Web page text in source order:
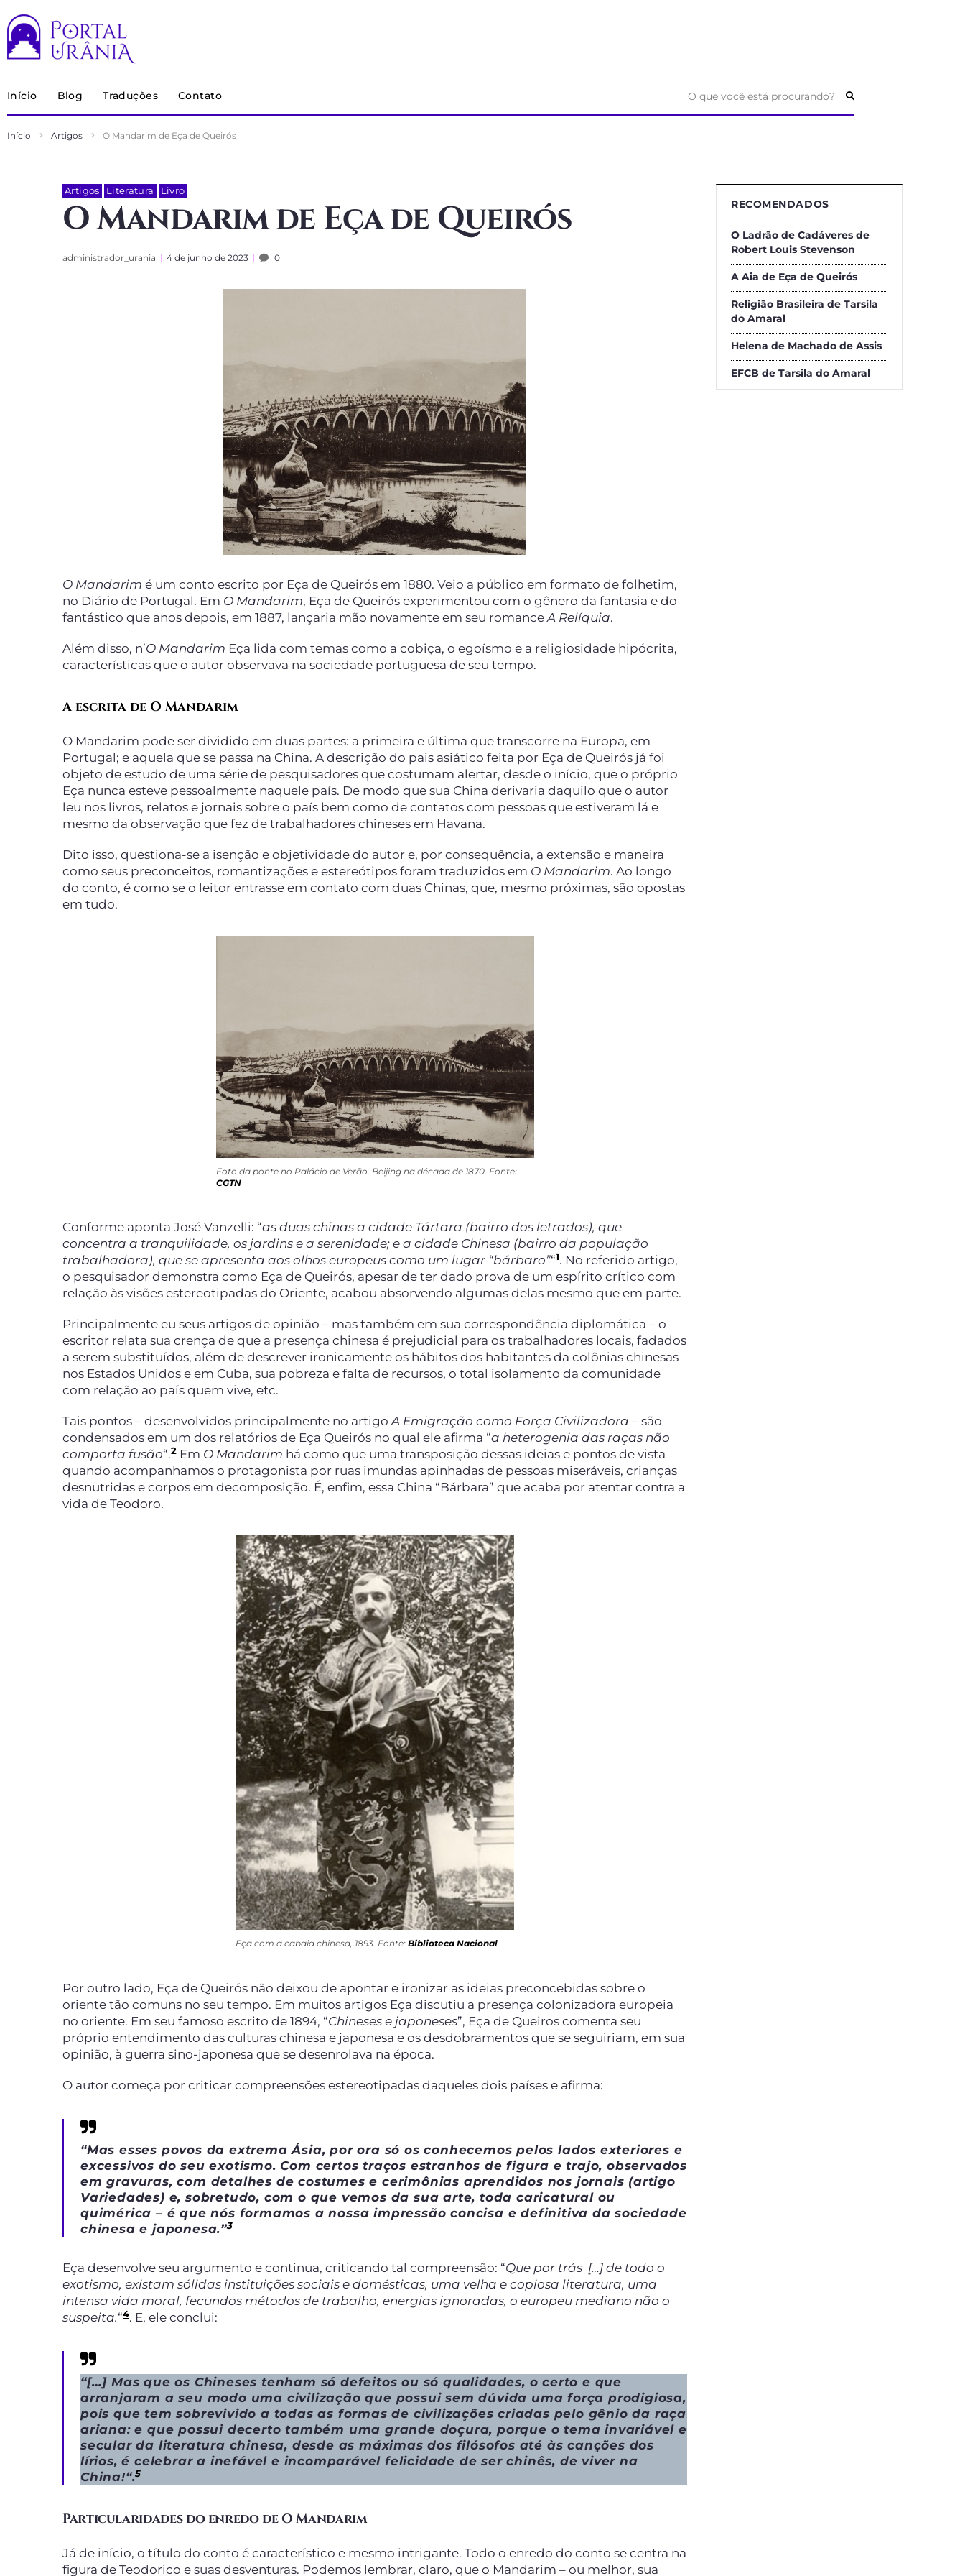
Início Blog Traduções Contato O que você está procurando?
Início Artigos O Mandarim de Eça de Queirós
Artigos Literatura Livro
O Mandarim de Eça de Queirós
administrador_urania 4 de junho de 2023 0
O Mandarim é um conto escrito por Eça de Queirós em 1880. Veio a público em formato de folhetim,
no Diário de Portugal. Em O Mandarim, Eça de Queirós experimentou com o gênero da fantasia e do
fantástico que anos depois, em 1887, lançaria mão novamente em seu romanceA Relíquia.
Além disso, n’O Mandarim Eça lida com temas como a cobiça, o egoísmo e a religiosidade hipócrita,
características que o autor observava na sociedade portuguesa de seu tempo.
A escrita de O Mandarim
O Mandarim pode ser dividido em duas partes: a primeira e última que transcorre na Europa, em
Portugal; e aquela que se passa na China. A descrição do pais asiático feita por Eça de Queirós já foi
objeto de estudo de uma série de pesquisadores que costumam alertar, desde o início, que o próprio
Eça nunca esteve pessoalmente naquele país. De modo que sua China derivaria daquilo que o autor
leu nos livros, relatos e jornais sobre o país bem como de contatos com pessoas que estiveram lá e
mesmo da observação que fez de trabalhadores chineses em Havana.
Dito isso, questiona-se a isenção e objetividade do autor e, por consequência, a extensão e maneira
como seus preconceitos, romantizações e estereótipos foram traduzidos em O Mandarim. Ao longo
do conto, é como se o leitor entrasse em contato com duas Chinas, que, mesmo próximas, são opostas
em tudo.
Foto da ponte no Palácio de Verão. Beijing na década de 1870. Fonte:
CGTN
Conforme aponta José Vanzelli: “as duas chinas a cidade Tártara (bairro dos letrados), que
concentra a tranquilidade, os jardins e a serenidade; e a cidade Chinesa (bairro da população
trabalhadora), que se apresenta aos olhos europeus como um lugar “bárbaro”“1. No referido artigo,
o pesquisador demonstra como Eça de Queirós, apesar de ter dado prova de um espírito crítico com
relação às visões estereotipadas do Oriente, acabou absorvendo algumas delas mesmo que em parte.
Principalmente eu seus artigos de opinião – mas também em sua correspondência diplomática – o
escritor relata sua crença de que a presença chinesa é prejudicial para os trabalhadores locais, fadados
a serem substituídos, além de descrever ironicamente os hábitos dos habitantes da colônias chinesas
nos Estados Unidos e em Cuba, sua pobreza e falta de recursos, o total isolamento da comunidade
com relação ao país quem vive, etc.
Tais pontos – desenvolvidos principalmente no artigoA Emigração como Força Civilizadora – são
condensados em um dos relatórios de Eça Queirós no qual ele afirma “a heterogenia das raças não
comporta fusão“.2 Em O Mandarim há como que uma transposição dessas ideias e pontos de vista
quando acompanhamos o protagonista por ruas imundas apinhadas de pessoas miseráveis, crianças
desnutridas e corpos em decomposição. É, enfim, essa China “Bárbara” que acaba por atentar contra a
vida de Teodoro.
Eça com a cabaia chinesa, 1893. Fonte: Biblioteca Nacional.
Por outro lado, Eça de Queirós não deixou de apontar e ironizar as ideias preconcebidas sobre o
oriente tão comuns no seu tempo. Em muitos artigos Eça discutiu a presença colonizadora europeia
no oriente. Em seu famoso escrito de 1894, “Chineses e japoneses”, Eça de Queiros comenta seu
próprio entendimento das culturas chinesa e japonesa e os desdobramentos que se seguiriam, em sua
opinião, à guerra sino-japonesa que se desenrolava na época.
O autor começa por criticar compreensões estereotipadas daqueles dois países e afirma:
“Mas esses povos da extrema Ásia, por ora só os conhecemos pelos lados exteriores e
excessivos do seu exotismo. Com certos traços estranhos de figura e trajo, observados
em gravuras, com detalhes de costumes e cerimônias aprendidos nos jornais (artigo
Variedades) e, sobretudo, com o que vemos da sua arte, toda caricatural ou
quimérica – é que nós formamos a nossa impressão concisa e definitiva da sociedade
chinesa e japonesa.”3
Eça desenvolve seu argumento e continua, criticando tal compreensão: “Que por trás […] de todo o
exotismo, existam sólidas instituições sociais e domésticas, uma velha e copiosa literatura, uma
intensa vida moral, fecundos métodos de trabalho, energias ignoradas, o europeu mediano não o
suspeita.“4. E, ele conclui:
“[…] Mas que os Chineses tenham só defeitos ou só qualidades, o certo e que
arranjaram a seu modo uma civilização que possui sem dúvida uma força prodigiosa,
pois que tem sobrevivido a todas as formas de civilizações criadas pelo gênio da raça
ariana: e que possui decerto também uma grande doçura, porque o tema invariável e
secular da literatura chinesa, desde as máximas dos filósofos até às canções dos
lírios, é celebrar a inefável e incomparável felicidade de ser chinês, de viver na
China!“.5
Particularidades do enredo de O Mandarim
Já de início, o título do conto é característico e mesmo intrigante. Todo o enredo do conto se centra na
figura de Teodorico e suas desventuras. Podemos lembrar, claro, que o Mandarim – ou melhor, sua
RECOMENDADOS
O Ladrão de Cadáveres de
Robert Louis Stevenson
A Aia de Eça de Queirós
Religião Brasileira de Tarsila
do Amaral
Helena de Machado de Assis
EFCB de Tarsila do Amaral